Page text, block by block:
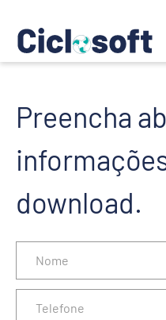
Preencha
download.